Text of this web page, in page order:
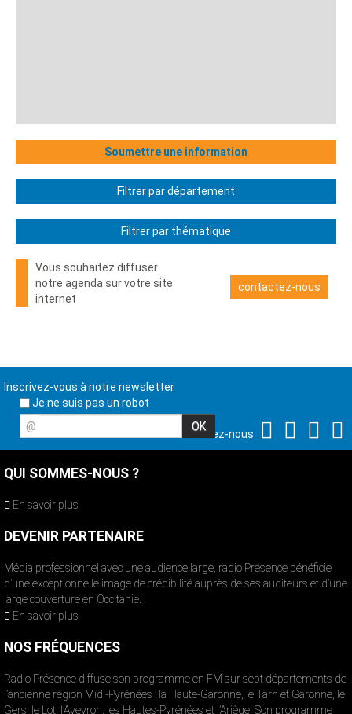
Soumettre une information
Filtrer par département
Filtrer par thématique
Vous souhaitez diffuser
notre agenda sur votre site
internet
contactez-nous
Inscrivez-vous à notre newsletter
Je ne suis pas un robot
@
Suivez-nous
QUI SOMMES-NOUS ?
En savoir plus
DEVENIR PARTENAIRE
Média professionnel avec une audience large, radio Présence bénéficie
d’une exceptionnelle image de crédibilité auprès de ses auditeurs et d’une
large couverture en Occitanie.
En savoir plus
NOS FRÉQUENCES
Radio Présence diffuse son programme en FM sur sept départements de
l’ancienne région Midi-Pyrénées : la Haute-Garonne, le Tarn et Garonne, le
Gers, le Lot, l’Aveyron, les Hautes-Pyrénées et l’Ariège. Son programme